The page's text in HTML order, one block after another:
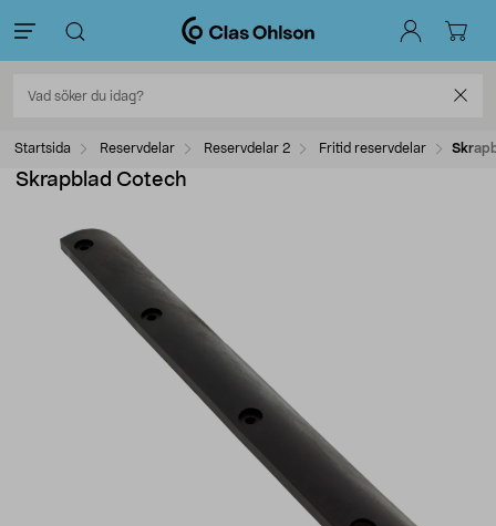
Startsida Reservdelar Reservdelar 2 Fritid reservdelar
Skrapblad Cotech